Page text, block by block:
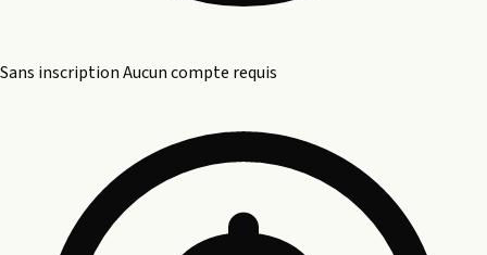
Sans inscriptionAucun compte requis